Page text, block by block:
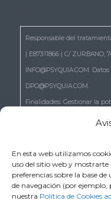
En esta web utilizamos
uso del sitio web y
preferencias sobre la base
de navegación (por ejemplo,
nuestra Política de Cookies
Responsable del tratamiento:
| E87311866 | C/ ZURBANO,
INFO@PSYQUIA.COM.
DPO@PSYQUIA.COM.
Finalidades: Gestionar la
22 del RGPD, de acceso,
únicamente en el